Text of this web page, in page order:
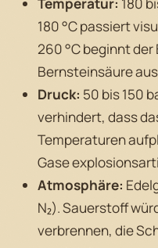
180 °C passiert
260 °C beginnt
Bernsteinsäure
Druck: 50 bis 150
verhindert, dass
Temperaturen
Gase
Atmosphäre:
N₂). Sauerstoff
verbrennen, die